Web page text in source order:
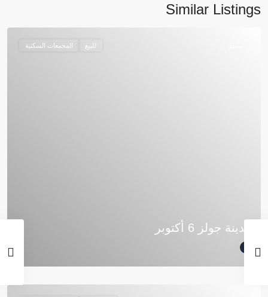
Similar Listings
للبيع المجمعات السكنية
مدينة جولز 6 أكتوبر